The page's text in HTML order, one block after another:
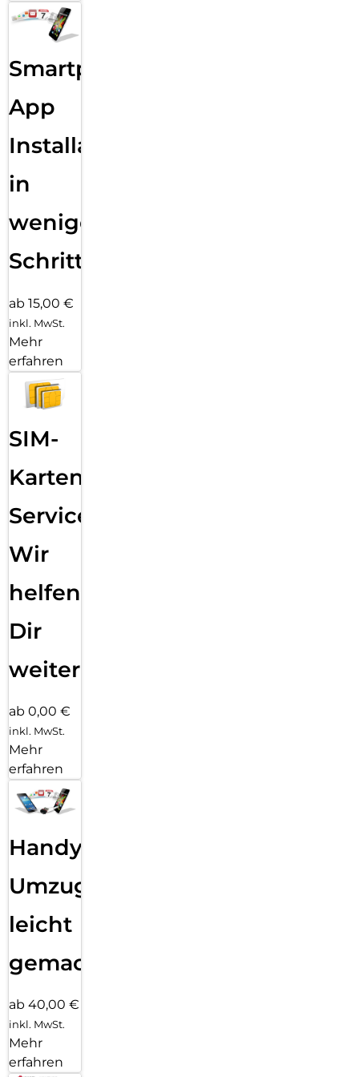
Smartphone
App
Installation
in
wenigen
Schritten
ab 15,00 €
inkl. MwSt.
Mehr
erfahren
SIM-
Karten
Service:
Wir
helfen
Dir
weiter
ab 0,00 €
inkl. MwSt.
Mehr
erfahren
Handy
Umzug
leicht
gemacht!
ab 40,00 €
inkl. MwSt.
Mehr
erfahren